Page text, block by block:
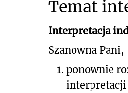
Temat
Interpretacja
Szanowna Pani,
1. ponownie
interpretacji